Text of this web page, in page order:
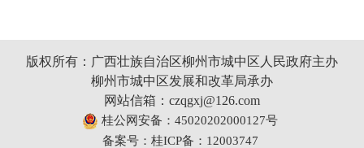
版权所有：广西壮族自治区柳州市城中区人民政府主办
柳州市城中区发展和改革局承办
网站信箱：czqgxj@126.com
桂公网安备：45020202000127号
备案号：桂ICP备：12003747